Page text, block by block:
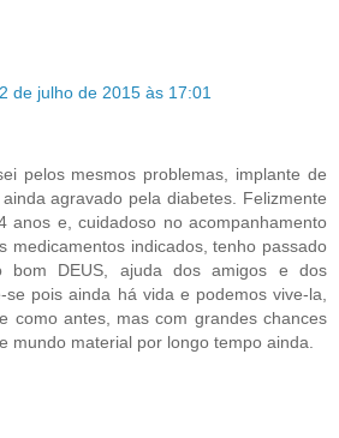
de julho de 2015 às 17:01
pelos mesmos problemas, implante de
agravado pela diabetes. Felizmente
anos e, cuidadoso no acompanhamento
medicamentos indicados, tenho passado
bom DEUS, ajuda dos amigos e dos
se pois ainda há vida e podemos vive-la,
como antes, mas com grandes chances
mundo material por longo tempo ainda.